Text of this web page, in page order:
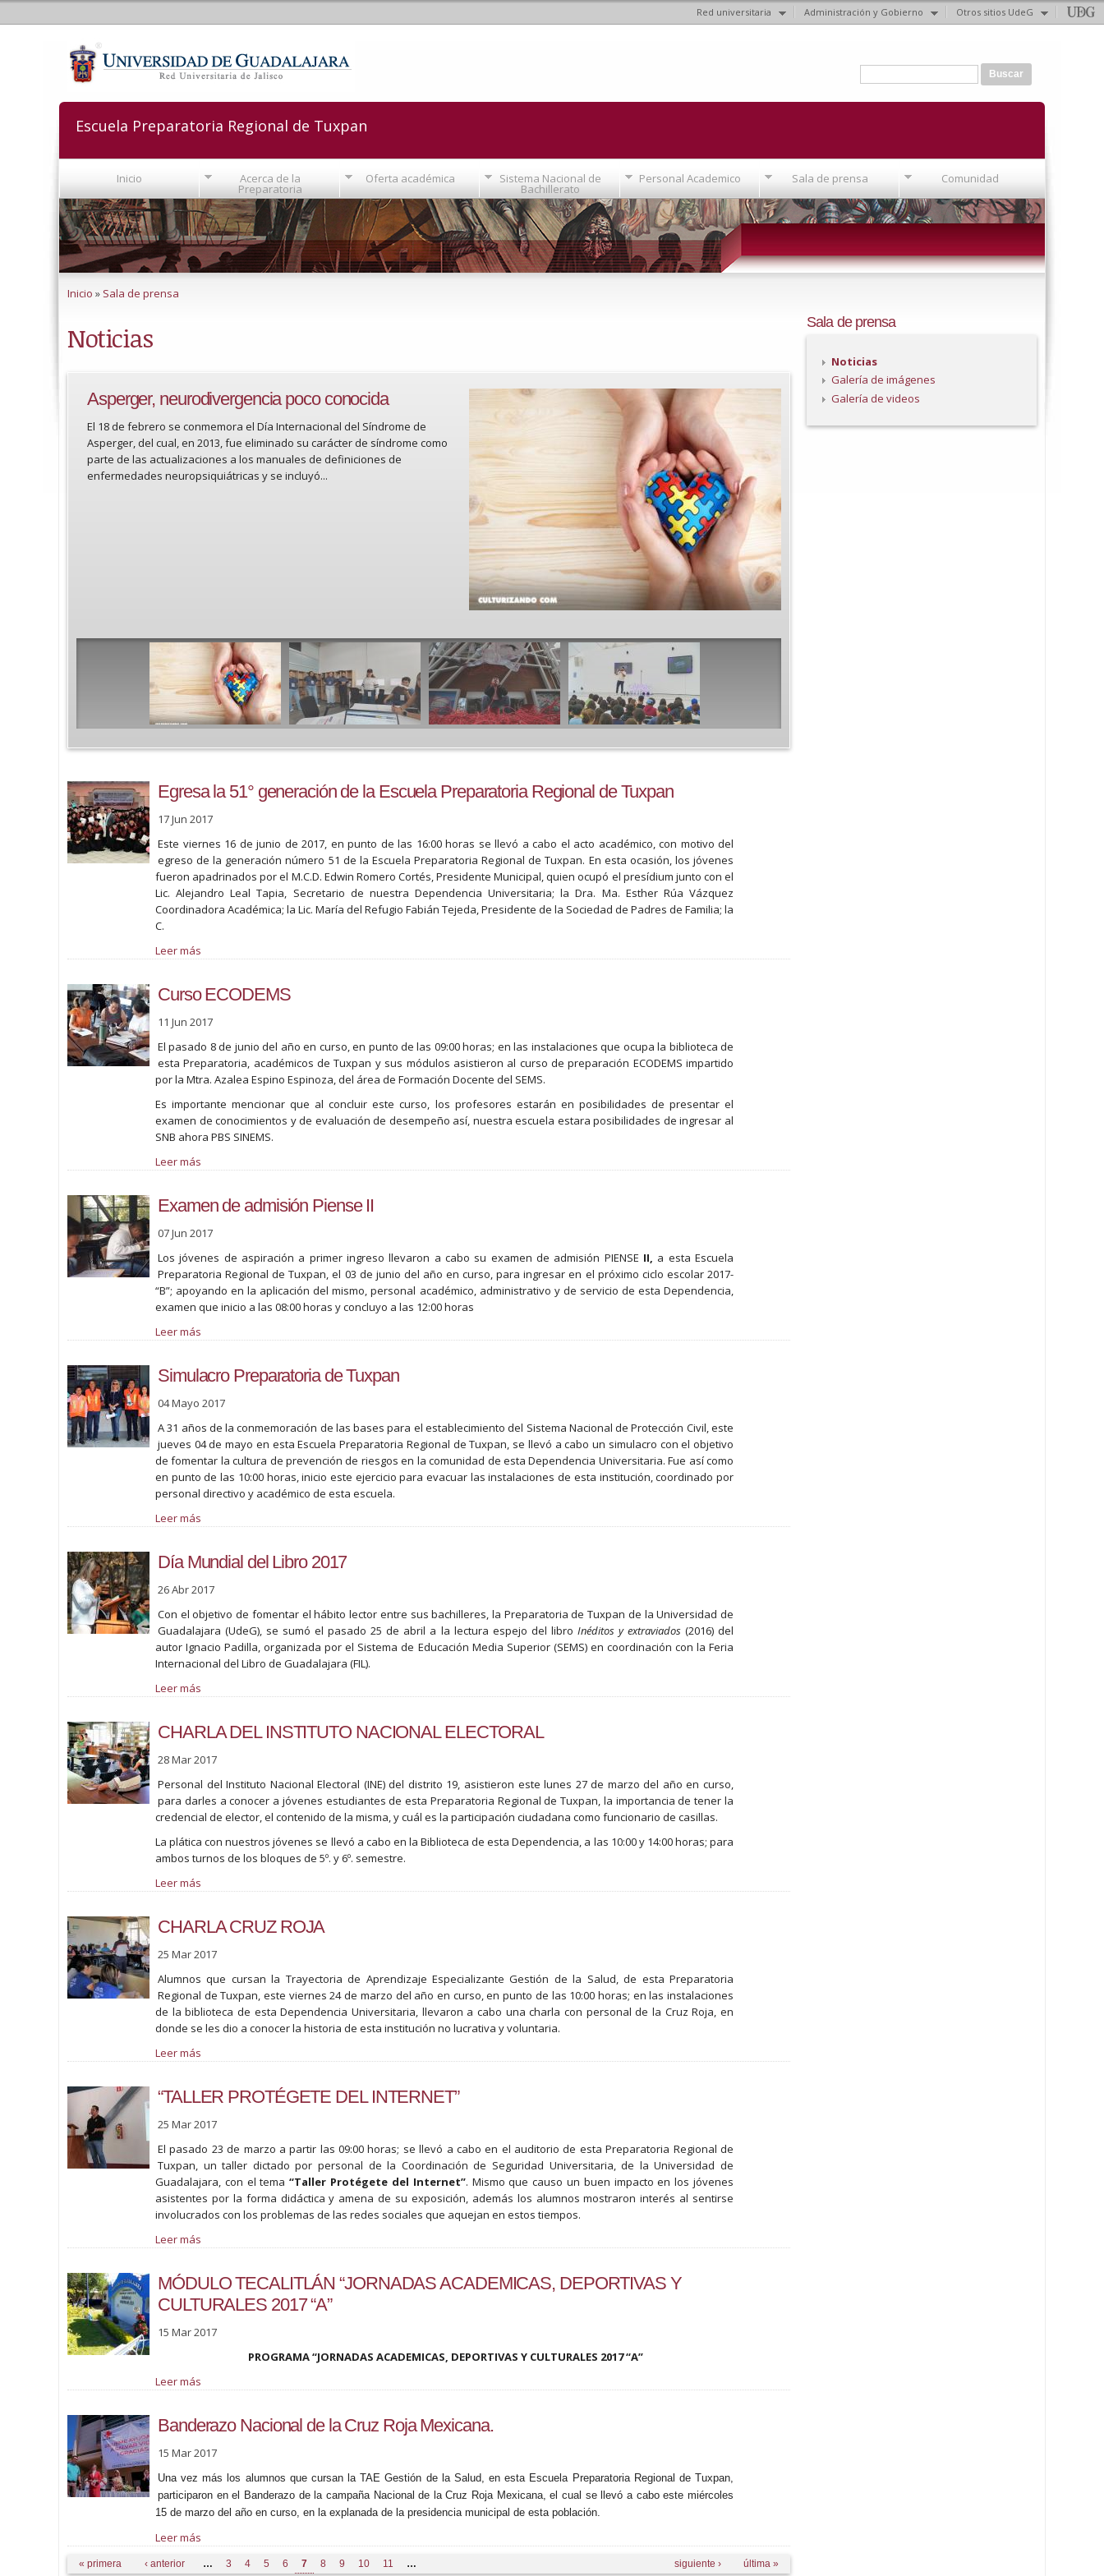
Red universitaria Administración y Gobierno Otros sitios UdeG
Formulario de búsqueda
Escuela Preparatoria Regional de Tuxpan
Inicio Acerca de la
Preparatoria
Oferta académica Sistema Nacional de
Bachillerato
Personal Academico Sala de prensa Comunidad
Inicio » Sala de prensa
Noticias
Asperger, neurodivergencia poco conocida
El 18 de febrero se conmemora el Día Internacional del Síndrome de
Asperger, del cual, en 2013, fue eliminado su carácter de síndrome como
parte de las actualizaciones a los manuales de definiciones de
enfermedades neuropsiquiátricas y se incluyó...
Egresa la 51° generación de la Escuela Preparatoria Regional de Tuxpan
17 Jun 2017
Este viernes 16 de junio de 2017, en punto de las 16:00 horas se llevó a cabo el acto académico, con motivo del
egreso de la generación número 51 de la Escuela Preparatoria Regional de Tuxpan. En esta ocasión, los jóvenes
fueron apadrinados por el M.C.D. Edwin Romero Cortés, Presidente Municipal, quien ocupó el presídium junto con el
Lic. Alejandro Leal Tapia, Secretario de nuestra Dependencia Universitaria; la Dra. Ma. Esther Rúa Vázquez
Coordinadora Académica; la Lic. María del Refugio Fabián Tejeda, Presidente de la Sociedad de Padres de Familia; la
C.
Leer más
Curso ECODEMS
11 Jun 2017
El pasado 8 de junio del año en curso, en punto de las 09:00 horas; en las instalaciones que ocupa la biblioteca de
esta Preparatoria, académicos de Tuxpan y sus módulos asistieron al curso de preparación ECODEMS impartido
por la Mtra. Azalea Espino Espinoza, del área de Formación Docente del SEMS.
Es importante mencionar que al concluir este curso, los profesores estarán en posibilidades de presentar el
examen de conocimientos y de evaluación de desempeño así, nuestra escuela estara posibilidades de ingresar al
SNB ahora PBS SINEMS.
Leer más
Examen de admisión Piense II
07 Jun 2017
Los jóvenes de aspiración a primer ingreso llevaron a cabo su examen de admisión PIENSE II, a esta Escuela
Preparatoria Regional de Tuxpan, el 03 de junio del año en curso, para ingresar en el próximo ciclo escolar 2017-
“B”; apoyando en la aplicación del mismo, personal académico, administrativo y de servicio de esta Dependencia,
examen que inicio a las 08:00 horas y concluyo a las 12:00 horas
Leer más
Simulacro Preparatoria de Tuxpan
04 Mayo 2017
A 31 años de la conmemoración de las bases para el establecimiento del Sistema Nacional de Protección Civil, este
jueves 04 de mayo en esta Escuela Preparatoria Regional de Tuxpan, se llevó a cabo un simulacro con el objetivo
de fomentar la cultura de prevención de riesgos en la comunidad de esta Dependencia Universitaria. Fue así como
en punto de las 10:00 horas, inicio este ejercicio para evacuar las instalaciones de esta institución, coordinado por
personal directivo y académico de esta escuela.
Leer más
Día Mundial del Libro 2017
26 Abr 2017
Con el objetivo de fomentar el hábito lector entre sus bachilleres, la Preparatoria de Tuxpan de la Universidad de
Guadalajara (UdeG), se sumó el pasado 25 de abril a la lectura espejo del libro Inéditos y extraviados(2016) del
autor Ignacio Padilla, organizada por el Sistema de Educación Media Superior (SEMS) en coordinación con la Feria
Internacional del Libro de Guadalajara (FIL).
Leer más
CHARLA DEL INSTITUTO NACIONAL ELECTORAL
28 Mar 2017
Personal del Instituto Nacional Electoral (INE) del distrito 19, asistieron este lunes 27 de marzo del año en curso,
para darles a conocer a jóvenes estudiantes de esta Preparatoria Regional de Tuxpan, la importancia de tener la
credencial de elector, el contenido de la misma, y cuál es la participación ciudadana como funcionario de casillas.
La plática con nuestros jóvenes se llevó a cabo en la Biblioteca de esta Dependencia, a las 10:00 y 14:00 horas; para
ambos turnos de los bloques de 5º. y 6º. semestre.
Leer más
CHARLA CRUZ ROJA
25 Mar 2017
Alumnos que cursan la Trayectoria de Aprendizaje Especializante Gestión de la Salud, de esta Preparatoria
Regional de Tuxpan, este viernes 24 de marzo del año en curso, en punto de las 10:00 horas; en las instalaciones
de la biblioteca de esta Dependencia Universitaria, llevaron a cabo una charla con personal de la Cruz Roja, en
donde se les dio a conocer la historia de esta institución no lucrativa y voluntaria.
Leer más
“TALLER PROTÉGETE DEL INTERNET”
25 Mar 2017
El pasado 23 de marzo a partir las 09:00 horas; se llevó a cabo en el auditorio de esta Preparatoria Regional de
Tuxpan, un taller dictado por personal de la Coordinación de Seguridad Universitaria, de la Universidad de
Guadalajara, con el tema“Taller Protégete del Internet”. Mismo que causo un buen impacto en los jóvenes
asistentes por la forma didáctica y amena de su exposición, además los alumnos mostraron interés al sentirse
involucrados con los problemas de las redes sociales que aquejan en estos tiempos.
Leer más
MÓDULO TECALITLÁN “JORNADAS ACADEMICAS, DEPORTIVAS Y
CULTURALES 2017 “A”
15 Mar 2017
PROGRAMA “JORNADAS ACADEMICAS, DEPORTIVAS Y CULTURALES 2017 “A”
Leer más
Banderazo Nacional de la Cruz Roja Mexicana.
15 Mar 2017
Una vez más los alumnos que cursan la TAE Gestión de la Salud, en esta Escuela Preparatoria Regional de Tuxpan,
participaron en el Banderazo de la campaña Nacional de la Cruz Roja Mexicana, el cual se llevó a cabo este miércoles
15 de marzo del año en curso, en la explanada de la presidencia municipal de esta población.
Leer más
Páginas
« primera ‹ anterior … 3 4 5 6 7 8 9 10 11 … siguiente › última »
Sala de prensa
Noticias
Galería de imágenes
Galería de videos